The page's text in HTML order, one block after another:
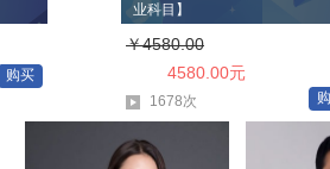
购买
业科目】
￥4580.00
4580.00元
1678次